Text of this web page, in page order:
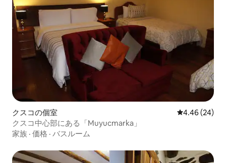
クスコの個室 レビュー24
4.46 (24)
クスコ中心部にある「Muyucmarka」
家族 · 価格 · バスルーム